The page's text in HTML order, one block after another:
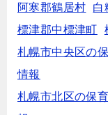
阿寒郡鶴居村
白
標津郡中標津町
札幌市中央区の
情報
札幌市北区の保